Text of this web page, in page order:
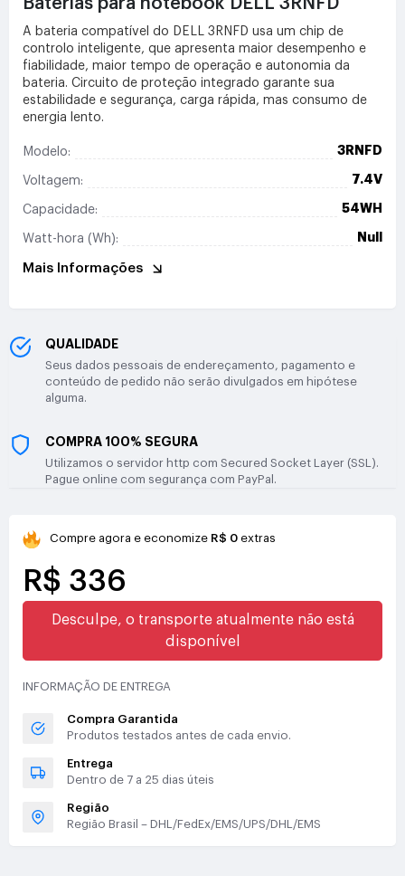
Baterias para notebook DELL 3RNFD
A bateria compatível do DELL 3RNFD usa um chip de
controlo inteligente, que apresenta maior desempenho e
fiabilidade, maior tempo de operação e autonomia da
bateria. Circuito de proteção integrado garante sua
estabilidade e segurança, carga rápida, mas consumo de
energia lento.
Modelo: 3RNFD
Voltagem: 7.4V
Capacidade: 54WH
Watt-hora (Wh): Null
Mais Informações
QUALIDADE
Seus dados pessoais de endereçamento, pagamento e
conteúdo de pedido não serão divulgados em hipótese
alguma.
COMPRA 100% SEGURA
Utilizamos o servidor http com Secured Socket Layer (SSL).
Pague online com segurança com PayPal.
Compre agora e economize R$ 0 extras
R$ 336
Desculpe, o transporte atualmente não está
disponível
INFORMAÇÃO DE ENTREGA
Compra Garantida
Produtos testados antes de cada envio.
Entrega
Dentro de 7 a 25 dias úteis
Região
Região Brasil – DHL/FedEx/EMS/UPS/DHL/EMS